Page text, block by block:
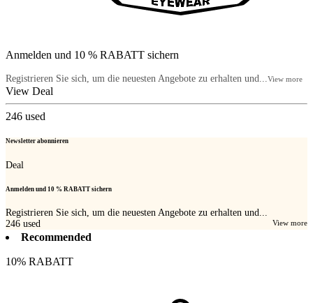
Anmelden und 10 % RABATT sichern
Registrieren Sie sich, um die neuesten Angebote zu erhalten und...View more
View Deal
246 used
Newsletter abonnieren
Deal
Anmelden und 10 % RABATT sichern
Registrieren Sie sich, um die neuesten Angebote zu erhalten und...
View more
246 used
Recommended
10% RABATT